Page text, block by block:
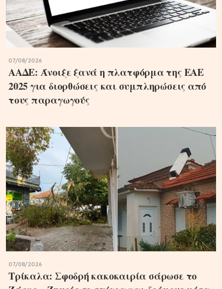
07/08/2026
ΑΑΔΕ: Άνοιξε ξανά η πλατφόρμα της ΕΑΕ
2025 για διορθώσεις και συμπληρώσεις από
τους παραγωγούς
07/08/2026
Τρίκαλα: Σφοδρή κακοκαιρία σάρωσε το